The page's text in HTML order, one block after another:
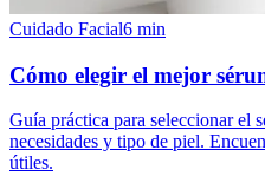
Cuidado Facial6 min
Cómo elegir el mejor
Guía práctica para seleccionar el
necesidades y tipo de piel.
útiles.